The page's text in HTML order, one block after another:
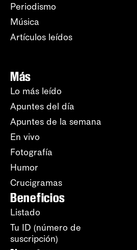
Periodismo
Música
Artículos leídos
Más
Lo más leído
Apuntes del día
Apuntes de la semana
En vivo
Fotografía
Humor
Crucigramas
Beneficios
Listado
Tu ID (número de
suscripción)